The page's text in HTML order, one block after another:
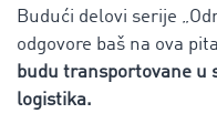
Budući delovi serije
odgovore baš na ova
budu transportovane u
logistika.